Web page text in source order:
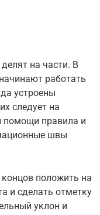
на части. В
работать
устроены
следует на
помощи правила и
швы
положить на
и сделать отметку
уклон и